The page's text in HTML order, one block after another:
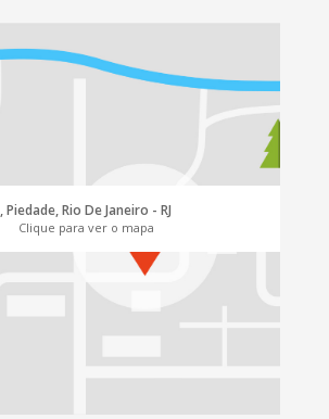
, Piedade, Rio De Janeiro - RJ
Clique para ver o mapa